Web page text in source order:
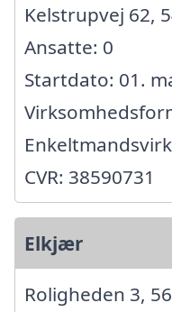
Kelstrupvej 62,
Ansatte: 0
Startdato: 01.
CVR: 38590731
Elkjær
Roligheden 3,